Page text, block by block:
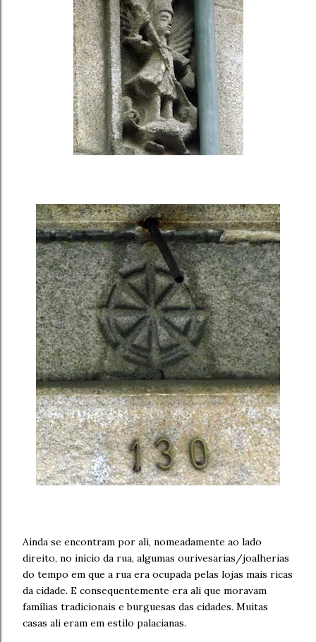
Ainda se encontram por ali, nomeadamente ao lado
direito, no início da rua, algumas ourivesarias/joalherias
do tempo em que a rua era ocupada pelas lojas mais ricas
da cidade. E consequentemente era ali que moravam
famílias tradicionais e burguesas das cidades. Muitas
casas ali eram em estilo palacianas.